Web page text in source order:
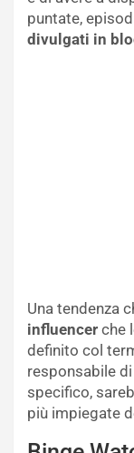
puntate,
divulgati in
Una tendenza
influencer che
definito col
responsabile
specifico,
più impiegate